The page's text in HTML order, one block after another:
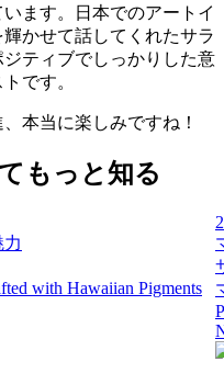
ます。日本でのアートイ
かせて話してくれたサラ
ティブでしっかりした意
です。
本当に楽しみですね！
もっと知る
with Hawaiian Pigments